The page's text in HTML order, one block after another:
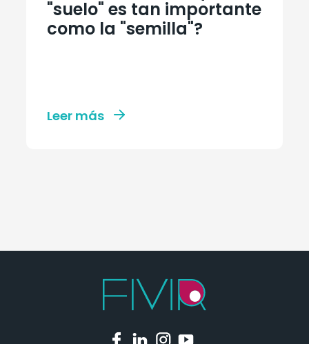
"suelo" es tan importante
como la "semilla"?
Leer más